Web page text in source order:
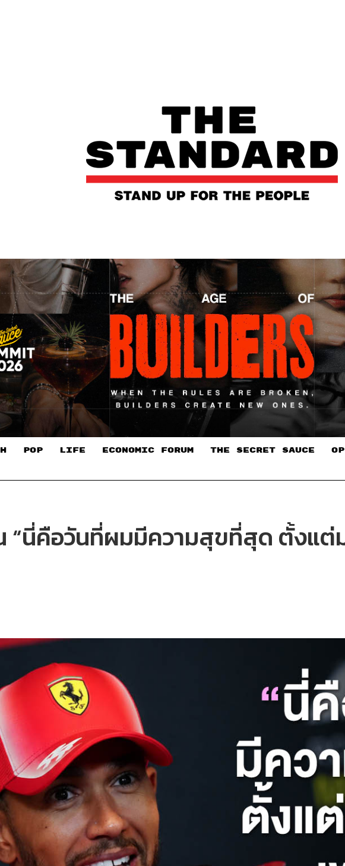
POP LIFE ECONOMIC FORUM THE SECRET SAUCE​
นี่คือวันที่ผมมีความสุขที่สุด ตั้งแต่